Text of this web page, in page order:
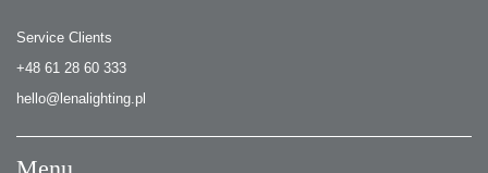
Service Clients
+48 61 28 60 333
hello@lenalighting.pl